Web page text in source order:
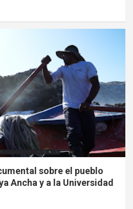
sobre el pueblo
Ancha y a la Universidad